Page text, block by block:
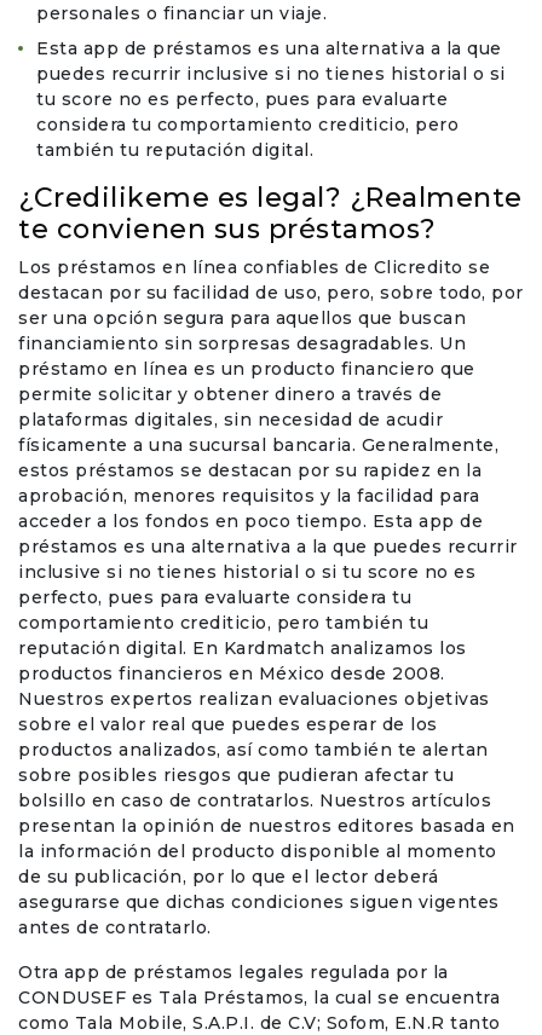
personales o financiar un viaje.
Esta app de préstamos es una alternativa a la que
puedes recurrir inclusive si no tienes historial o si
tu score no es perfecto, pues para evaluarte
considera tu comportamiento crediticio, pero
también tu reputación digital.
¿Credilikeme es legal? ¿Realmente
te convienen sus préstamos?
Los préstamos en línea confiables de Clicredito se
destacan por su facilidad de uso, pero, sobre todo, por
ser una opción segura para aquellos que buscan
financiamiento sin sorpresas desagradables. Un
préstamo en línea es un producto financiero que
permite solicitar y obtener dinero a través de
plataformas digitales, sin necesidad de acudir
físicamente a una sucursal bancaria. Generalmente,
estos préstamos se destacan por su rapidez en la
aprobación, menores requisitos y la facilidad para
acceder a los fondos en poco tiempo. Esta app de
préstamos es una alternativa a la que puedes recurrir
inclusive si no tienes historial o si tu score no es
perfecto, pues para evaluarte considera tu
comportamiento crediticio, pero también tu
reputación digital. En Kardmatch analizamos los
productos financieros en México desde 2008.
Nuestros expertos realizan evaluaciones objetivas
sobre el valor real que puedes esperar de los
productos analizados, así como también te alertan
sobre posibles riesgos que pudieran afectar tu
bolsillo en caso de contratarlos. Nuestros artículos
presentan la opinión de nuestros editores basada en
la información del producto disponible al momento
de su publicación, por lo que el lector deberá
asegurarse que dichas condiciones siguen vigentes
antes de contratarlo.
Otra app de préstamos legales regulada por la
CONDUSEF es Tala Préstamos, la cual se encuentra
como Tala Mobile, S.A.P.I. de C.V; Sofom, E.N.R tanto